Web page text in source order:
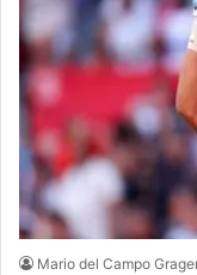
Mario del Campo